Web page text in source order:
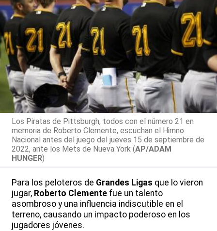
Los Piratas de Pittsburgh, todos con el número 21 en
memoria de Roberto Clemente, escuchan el Himno
Nacional antes del juego del jueves 15 de septiembre de
2022, ante los Mets de Nueva York (AP/ADAM
HUNGER)
Para los peloteros de Grandes Ligas que lo vieron
jugar, Roberto Clemente fue un talento
asombroso y una influencia indiscutible en el
terreno, causando un impacto poderoso en los
jugadores jóvenes.